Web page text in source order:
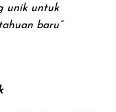
unik untuk
baru”